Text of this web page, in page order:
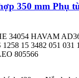
350 mm Phụ
34054 HAVAM
15 3482 051 031
805566